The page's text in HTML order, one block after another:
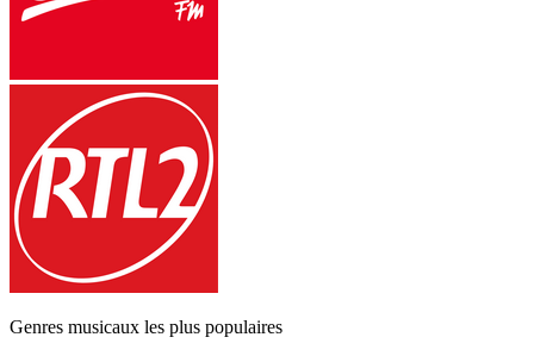
Genres musicaux les plus populaires